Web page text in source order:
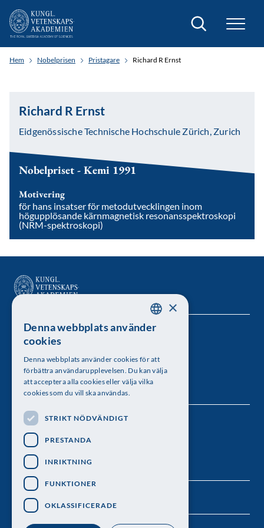
Sök
Hem Nobelprisen Pristagare Richard R Ernst
Richard R Ernst
Eidgenössische Technische Hochschule Zürich, Zurich
Nobelpriset - Kemi 1991
Motivering
för hans insatser för metodutvecklingen inom
högupplösande kärnmagnetisk resonansspektroskopi
(NRM-spektroskopi)
Kungl. Vetenskapsakademien
Besöksadress: Lilla Frescativägen 4A
Telefon: 08-673 95 00
Följ oss
SWEDISH
×
Denna webbplats använder
cookies
Denna webbplats använder cookies för att
förbättra användarupplevelsen. Du kan välja
att acceptera alla cookies eller välja vilka
cookies som du vill ska användas.
STRIKT NÖDVÄNDIGT
PRESTANDA
INRIKTNING
FUNKTIONER
OKLASSIFICERADE